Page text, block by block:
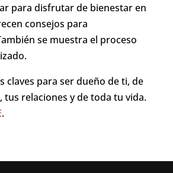
para disfrutar de bienestar en
consejos para
se muestra el proceso
claves para ser dueño de ti, de
tus relaciones y de toda tu vida.
.